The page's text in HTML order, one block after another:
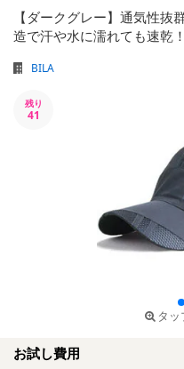
【ダークグレー】通気性
造で汗や水に濡れても速乾
BILA
残り
41
タ
お試し費用